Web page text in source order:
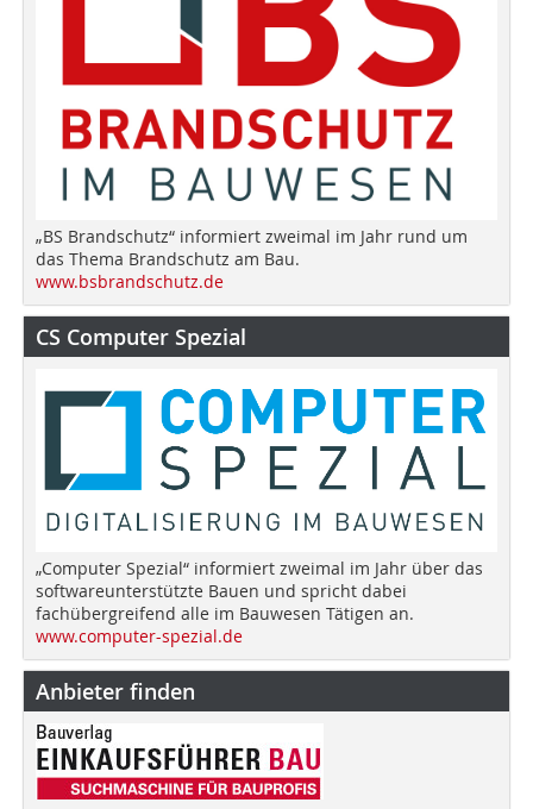
„BS Brandschutz“ informiert zweimal im Jahr rund um
das Thema Brandschutz am Bau.
www.bsbrandschutz.de
CS Computer Spezial
„Computer Spezial“ informiert zweimal im Jahr über das
softwareunterstützte Bauen und spricht dabei
fachübergreifend alle im Bauwesen Tätigen an.
www.computer-spezial.de
Anbieter finden